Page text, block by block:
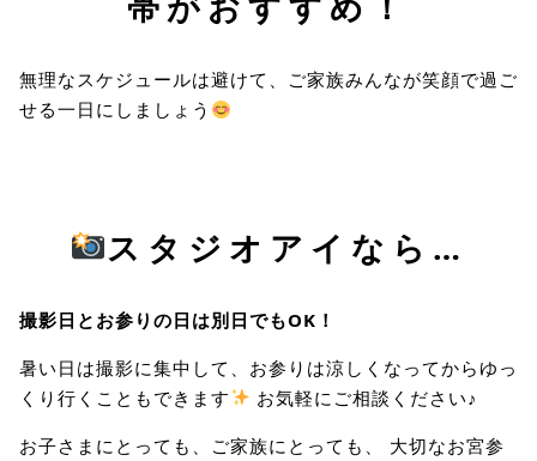
無理なスケジュールは避けて、ご家族みんなが笑顔で過ご
せる一日にしましょう
スタジオアイなら…
撮影日とお参りの日は別日でもOK！
暑い日は撮影に集中して、お参りは涼しくなってからゆっ
くり行くこともできます
お気軽にご相談ください♪
お子さまにとっても、ご家族にとっても、 大切なお宮参